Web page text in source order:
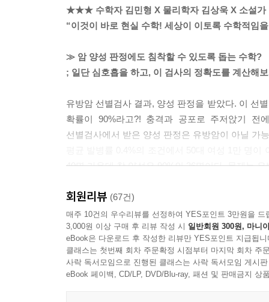
★★★ 수학자 김민형 X 물리학자 김상욱 X 소설가
“이것이 바로 현실 수학! 세상이 이토록 수학적임
≫ 암 양성 판정에도 침착할 수 있도록 돕는 수학?
; 일단 심호흡을 하고, 이 검사의 정확도를 계산해
유방암 선별검사 결과, 양성 판정을 받았다. 이 선
확률이 90%라고?! 충격과 공포로 주저앉기
선별검사에서 받은 양성 판정은 유방암이 아닐 가
40명 가운데 참 양성은 90%인 36명이다. 문제는
검사의 정밀도를 높이는 아주 단순한 방법이 있는
(거짓 양성이 많이 나오는) 선별검사로 진행된다
대개 진단검사인데, 특이도가 훨씬 높아 거짓 양성
같은 맥락에서, 유방암 선별검사를 매년 받으면,
이제 좀 진정이 되는가? 수학의 방에 들어갔다 나
좋든 싫든 거짓 양성과 거짓 음성은 피할 수 없다.
회원리뷰 (67건)
매주 10건의 우수리뷰를 선정하여 YES포인트 3만원을 드
3,000원 이상 구매 후 리뷰 작성 시 일반회원 300원, 마니
eBook은 다운로드 후 작성한 리뷰만 YES포인트 지급됩니
클래스는 첫번째 회차 주문확정 시점부터 마지막 회차 주
사락 독서모임으로 진행된 클래스는 사락 독서모임 게시
eBook 페이백, CD/LP, DVD/Blu-ray, 패션 및 판매금지 상